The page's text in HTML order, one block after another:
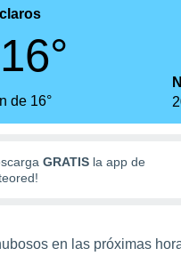
16°
de 16°
GRATIS la app de
en las próximas